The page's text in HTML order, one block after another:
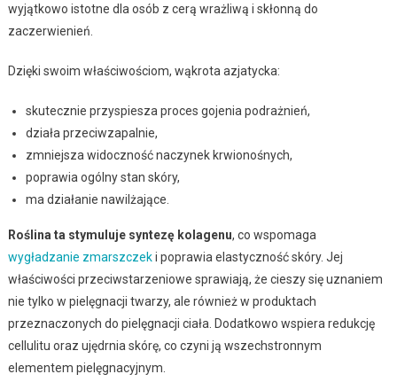
wyjątkowo istotne dla osób z cerą wrażliwą i skłonną do
zaczerwienień.
Dzięki swoim właściwościom, wąkrota azjatycka:
skutecznie przyspiesza proces gojenia podrażnień,
działa przeciwzapalnie,
zmniejsza widoczność naczynek krwionośnych,
poprawia ogólny stan skóry,
ma działanie nawilżające.
Roślina ta stymuluje syntezę kolagenu, co wspomaga
wygładzanie zmarszczeki poprawia elastyczność skóry. Jej
właściwości przeciwstarzeniowe sprawiają, że cieszy się uznaniem
nie tylko w pielęgnacji twarzy, ale również w produktach
przeznaczonych do pielęgnacji ciała. Dodatkowo wspiera redukcję
cellulitu oraz ujędrnia skórę, co czyni ją wszechstronnym
elementem pielęgnacyjnym.